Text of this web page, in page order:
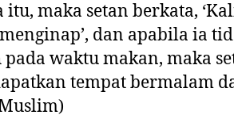
maka setan berkata,
dan apabila ia
waktu makan, maka
tempat bermalam